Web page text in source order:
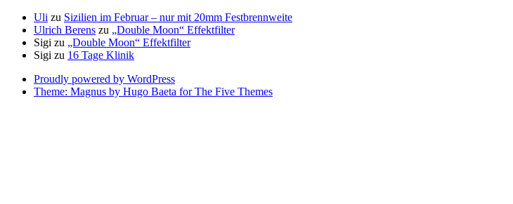
Uli zu Sizilien im Februar – nur mit 20mm Festbrennweite
Ulrich Berens zu „Double Moon“ Effektfilter
Sigi zu „Double Moon“ Effektfilter
Sigi zu 16 Tage Klinik
Proudly powered by WordPress
Theme: Magnus by Hugo Baeta for The Five Themes